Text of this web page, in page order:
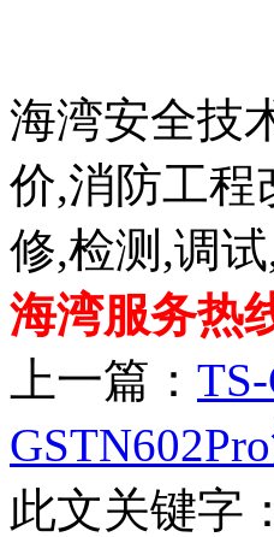
海湾安全技
价,消防工程
修,检测,调
海湾服务热
上一篇：
此文关键字：